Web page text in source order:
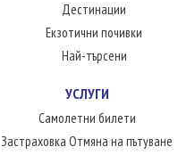
Дестинации
Екзотични почивки
Най-търсени
УСЛУГИ
Самолетни билети
Застраховка Отмяна на пътуване